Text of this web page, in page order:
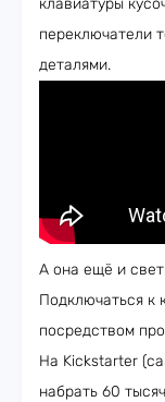
клавиатуры
переключатели
деталями.
А она ещё и
Подключаться к
посредством
На Kickstarter
набрать 60